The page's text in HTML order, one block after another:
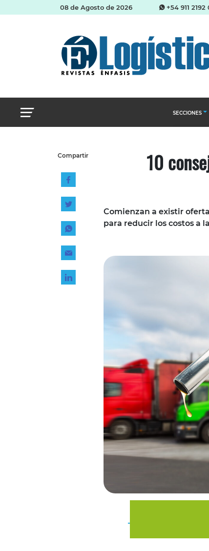
08 de Agosto de 2026 +54 911 2192
SECCIONES
Tecnología
Compartir 10
Comienzan a existir
para reducir los costos a